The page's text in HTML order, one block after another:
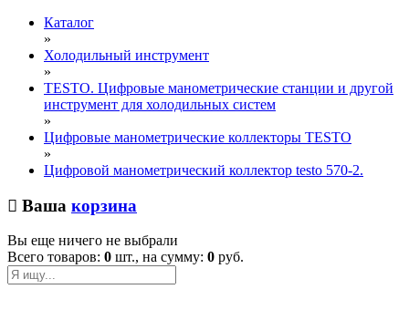
Каталог
»
Холодильный инструмент
»
TESTO. Цифровые манометрические станции и другой
инструмент для холодильных систем
»
Цифровые манометрические коллекторы TESTO
»
Цифровой манометрический коллектор testo 570-2.
Ваша корзина
Вы еще ничего не выбрали
Всего товаров: 0 шт., на сумму: 0 руб.